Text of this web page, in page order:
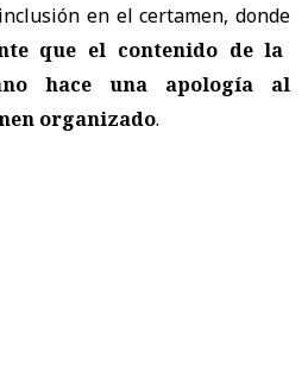
en el certamen, donde
que el contenido de la
hace una apología al
organizado.